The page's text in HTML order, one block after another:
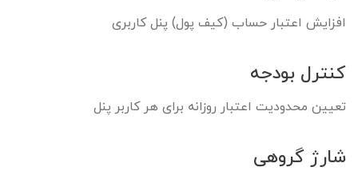
افزایش اعتبار حساب (کیف پول) پنل کاربری
کنترل بودجه
تعیین محدودیت اعتبار روزانه برای هر کاربر پنل
شارژ گروهی